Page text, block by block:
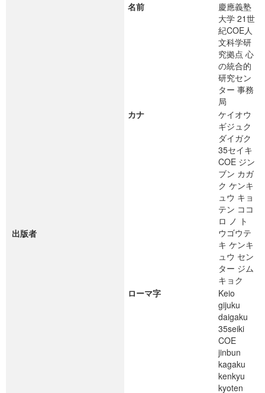
出版者
名前
慶應義塾
大学 21世
紀COE人
文科学研
究拠点 心
の統合的
研究セン
ター 事務
局
カナ
ケイオウ
ギジュク
ダイガク
35セイキ
COE ジン
ブン カガ
ク ケンキ
ュウ キョ
テン ココ
ロ ノ ト
ウゴウテ
キ ケンキ
ュウ セン
ター ジム
キョク
ローマ字
Keio
gijuku
daigaku
35seiki
COE
jinbun
kagaku
kenkyu
kyoten